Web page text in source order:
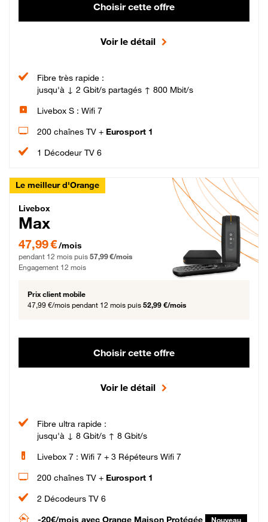
Choisir cette offre
Voir le détail
Fibre très rapide :
jusqu'à ↓ 2 Gbit/s partagés ↑ 800 Mbit/s
Livebox S : Wifi 7
200 chaînes TV + Eurosport 1
1 Décodeur TV 6
Le meilleur d'Orange
Livebox Max Fibre
Livebox
Max
47,99 € par mois pendant 12 mois puis 57,99 € par mois, Engagement 12 mois
47,99 €/mois
pendant 12 mois puis 57,99 €/mois
Engagement 12 mois
Prix client mobile
47,99 €/mois pendant 12 mois puis 52,99 €/mois
Choisir cette offre
Voir le détail
Fibre ultra rapide :
jusqu'à ↓ 8 Gbit/s ↑ 8 Gbit/s
Livebox 7 : Wifi 7 + 3 Répéteurs Wifi 7
200 chaînes TV + Eurosport 1
2 Décodeurs TV 6
-20€/mois avec Orange Maison Protégée Nouveau